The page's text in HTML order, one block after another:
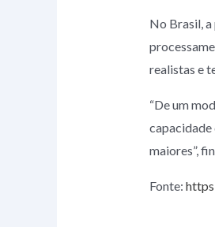
No Brasil,
realistas e
“De um
capacidade
maiores”,
Fonte: